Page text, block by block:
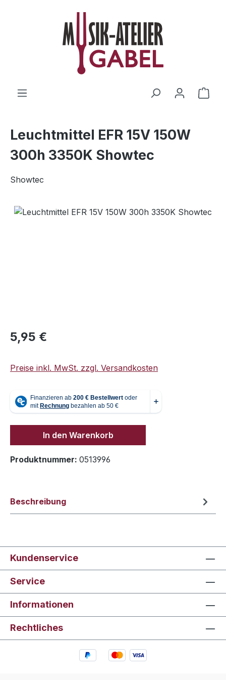
Zum Hauptinhalt springen
Leuchtmittel EFR 15V 150W
300h 3350K Showtec
Showtec
Regulärer Preis:
5,95 €
Preise inkl. MwSt. zzgl. Versandkosten
In den Warenkorb
Produktnummer: 0513996
Beschreibung
Kundenservice
Service
Informationen
Rechtliches